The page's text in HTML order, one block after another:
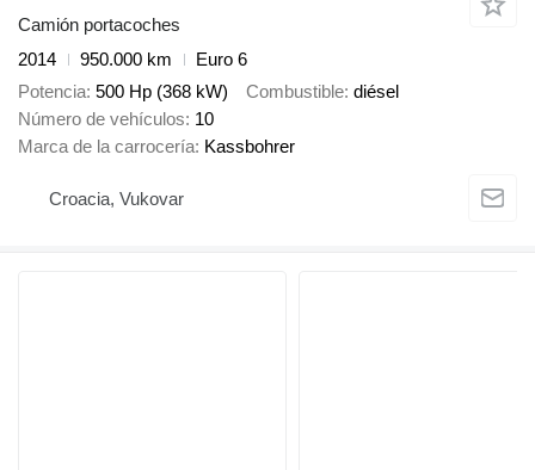
Camión portacoches
2014
950.000 km
Euro 6
Potencia 500 Hp (368 kW) Combustible diésel
Número de vehículos 10
Marca de la carrocería Kassbohrer
Croacia, Vukovar